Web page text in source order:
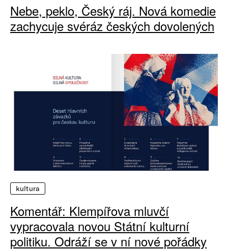
Nebe, peklo, Český ráj. Nová komedie
zachycuje svéráz českých dovolených
kultura
Komentář: Klempířova mluvčí
vypracovala novou Státní kulturní
politiku. Odráží se v ní nové pořádky